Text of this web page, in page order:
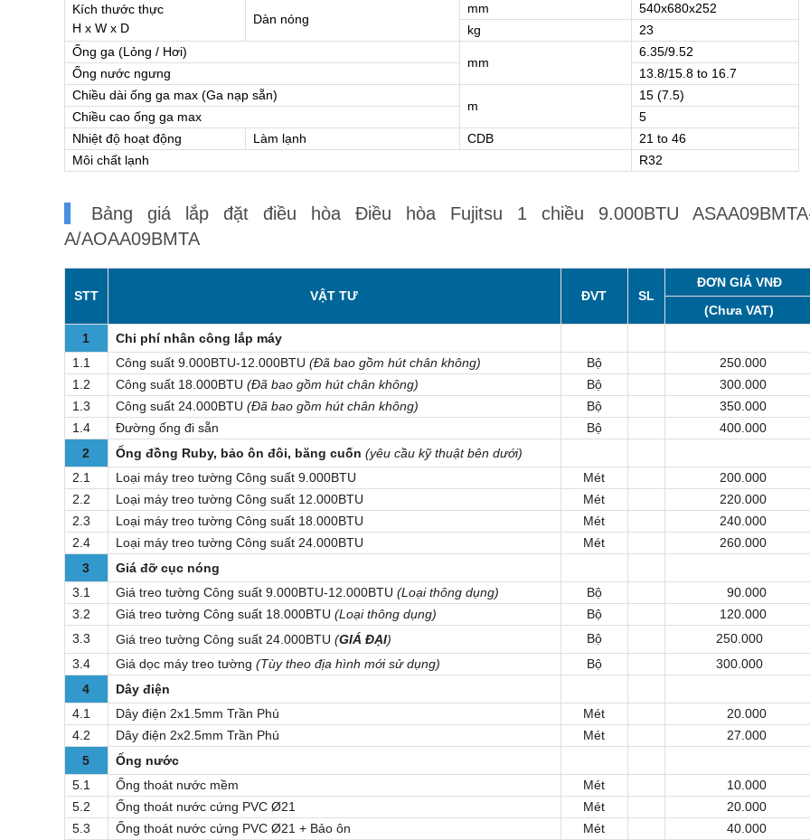
Kích thước thực
H x W x D
Dàn nóng
mm
540x680x252
kg
23
Ống ga (Lỏng / Hơi)
mm
6.35/9.52
Ống nước ngưng
13.8/15.8 to 16.7
Chiều dài ống ga max (Ga nạp sẵn)
m
15 (7.5)
Chiều cao ống ga max
5
Nhiệt độ hoạt động
Làm lạnh CDB
21 to 46
Môi chất lạnh
R32
Bảng giá lắp đặt điều hòa Điều hòa Fujitsu 1 chiều 9.000BTU
A/AOAA09BMTA
STT VẬT TƯ ĐVT SL
ĐƠN GIÁ VNĐ
(Chưa VAT)
1
Chi phí nhân công lắp máy
1.1
Công suất 9.000BTU-12.000BTU (Đã bao gồm hút chân không) Bộ
250.000
1.2
Công suất 18.000BTU (Đã bao gồm hút chân không) Bộ
300.000
1.3
Công suất 24.000BTU (Đã bao gồm hút chân không) Bộ
350.000
1.4
Đường ống đi sẵn Bộ
400.000
2
Ống đồng Ruby, bảo ôn đôi, băng cuốn (yêu cầu kỹ thuật bên dưới)
2.1
Loại máy treo tường Công suất 9.000BTU Mét
200.000
2.2
Loại máy treo tường Công suất 12.000BTU Mét
220.000
2.3
Loại máy treo tường Công suất 18.000BTU Mét
240.000
2.4
Loại máy treo tường Công suất 24.000BTU Mét
260.000
3
Giá đỡ cục nóng
3.1
Giá treo tường Công suất 9.000BTU-12.000BTU (Loại thông dụng) Bộ
90.000
3.2
Giá treo tường Công suất 18.000BTU (Loại thông dụng) Bộ
120.000
3.3
Giá treo tường Công suất 24.000BTU (GIÁ ĐẠI) Bộ
250.000
3.4
Giá dọc máy treo tường (Tùy theo địa hình mới sử dụng) Bộ
300.000
4
Dây điện
4.1
Dây điện 2x1.5mm Trần Phú Mét
20.000
4.2
Dây điện 2x2.5mm Trần Phú Mét
27.000
5
Ống nước
5.1
Ống thoát nước mềm Mét
10.000
5.2
Ống thoát nước cứng PVC Ø21 Mét
20.000
5.3
Ống thoát nước cứng PVC Ø21 + Bảo ôn Mét 40.000